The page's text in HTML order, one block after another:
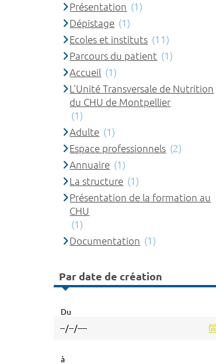
Présentation (1)
Dépistage (1)
Ecoles et instituts (11)
Parcours du patient (1)
Accueil (1)
L'Unité Transversale de Nutrition
du CHU de Montpellier
(1)
Adulte (1)
Espace professionnels (2)
Annuaire (1)
La structure (1)
Présentation de la formation au
CHU
(1)
Documentation (1)
Par date de création
Du
à